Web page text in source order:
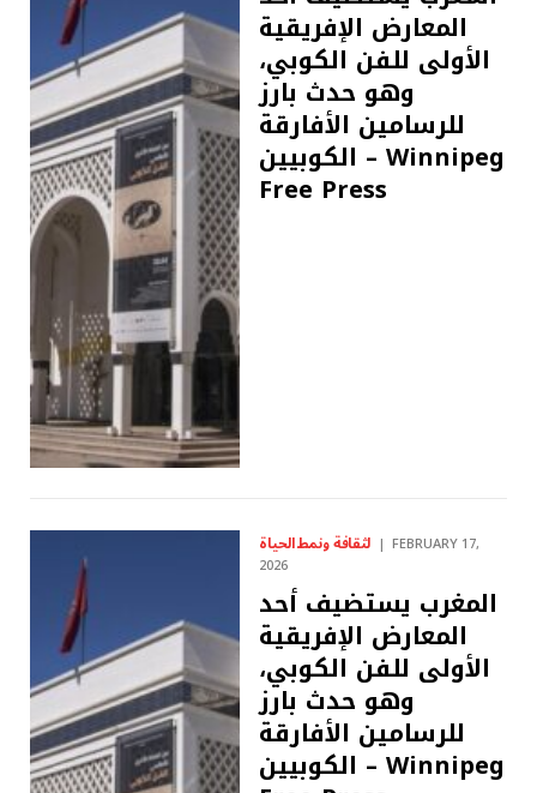
المعارض الإفريقية
الأولى للفن الكوبي،
وهو حدث بارز
للرسامين الأفارقة
الكوبيين – Winnipeg
Free Press
لثقافة ونمط الحياة FEBRUARY 17,
2026
المغرب يستضيف أحد
المعارض الإفريقية
الأولى للفن الكوبي،
وهو حدث بارز
للرسامين الأفارقة
الكوبيين – Winnipeg